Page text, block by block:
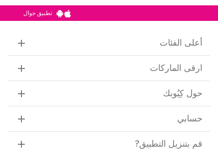
تطبيق جوال
أعلى الفئات
ارقى الماركات
حول كِيُوبك
حسابي
قم بتنزيل التطبيق?